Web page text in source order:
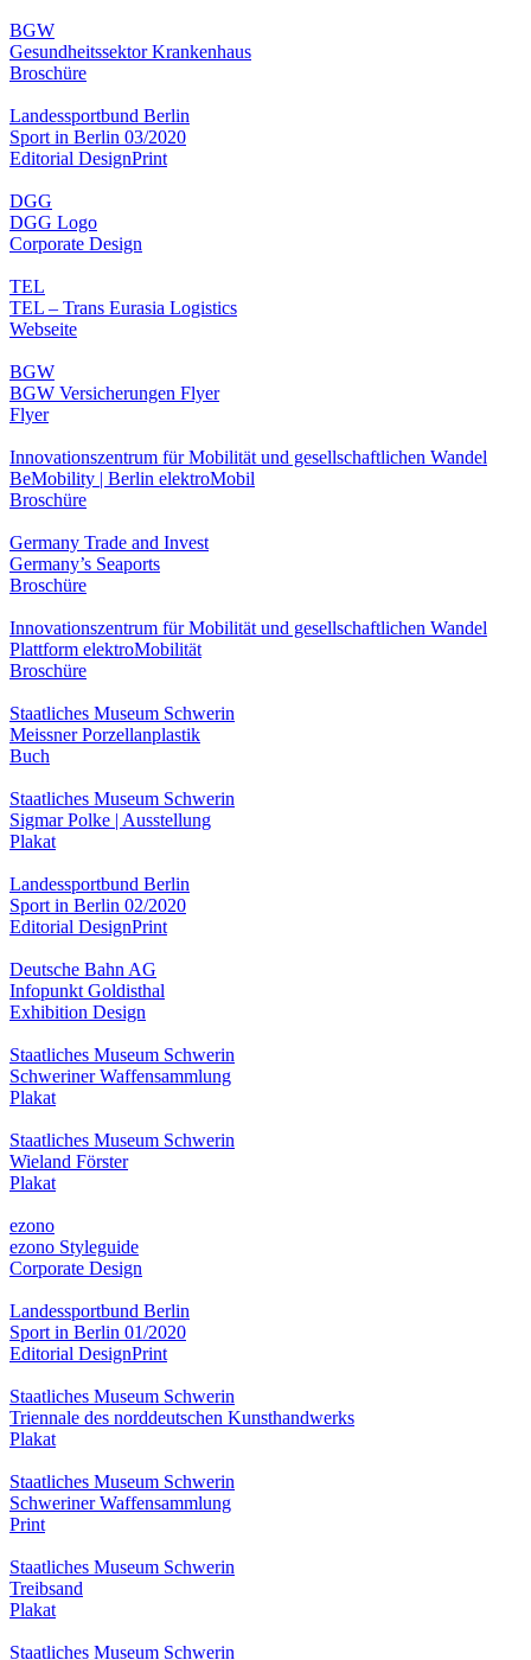
BGW
Gesundheitssektor Krankenhaus
Broschüre
Landessportbund Berlin
Sport in Berlin 03/2020
Editorial DesignPrint
DGG
DGG Logo
Corporate Design
TEL
TEL – Trans Eurasia Logistics
Webseite
BGW
BGW Versicherungen Flyer
Flyer
Innovationszentrum für Mobilität und gesellschaftlichen Wandel
BeMobility | Berlin elektroMobil
Broschüre
Germany Trade and Invest
Germany’s Seaports
Broschüre
Innovationszentrum für Mobilität und gesellschaftlichen Wandel
Plattform elektroMobilität
Broschüre
Staatliches Museum Schwerin
Meissner Porzellanplastik
Buch
Staatliches Museum Schwerin
Sigmar Polke | Ausstellung
Plakat
Landessportbund Berlin
Sport in Berlin 02/2020
Editorial DesignPrint
Deutsche Bahn AG
Infopunkt Goldisthal
Exhibition Design
Staatliches Museum Schwerin
Schweriner Waffensammlung
Plakat
Staatliches Museum Schwerin
Wieland Förster
Plakat
ezono
ezono Styleguide
Corporate Design
Landessportbund Berlin
Sport in Berlin 01/2020
Editorial DesignPrint
Staatliches Museum Schwerin
Triennale des norddeutschen Kunsthandwerks
Plakat
Staatliches Museum Schwerin
Schweriner Waffensammlung
Print
Staatliches Museum Schwerin
Treibsand
Plakat
Staatliches Museum Schwerin